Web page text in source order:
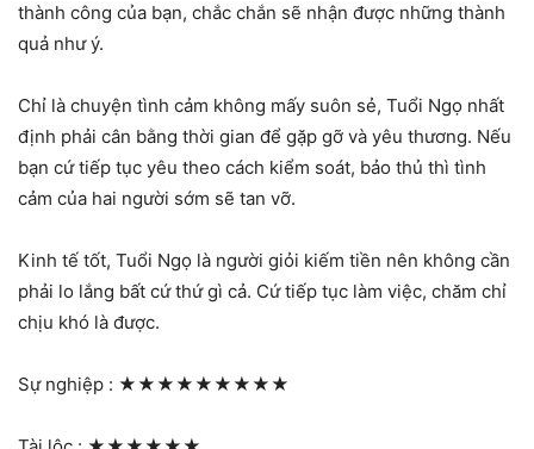
thành công của bạn, chắc chắn sẽ nhận được những thành
quả như ý.
Chỉ là chuyện tình cảm không mấy suôn sẻ, Tuổi Ngọ nhất
định phải cân bằng thời gian để gặp gỡ và yêu thương. Nếu
bạn cứ tiếp tục yêu theo cách kiểm soát, bảo thủ thì tình
cảm của hai người sớm sẽ tan vỡ.
Kinh tế tốt, Tuổi Ngọ là người giỏi kiếm tiền nên không cần
phải lo lắng bất cứ thứ gì cả. Cứ tiếp tục làm việc, chăm chỉ
chịu khó là được.
Sự nghiệp : ★★★★★★★★★